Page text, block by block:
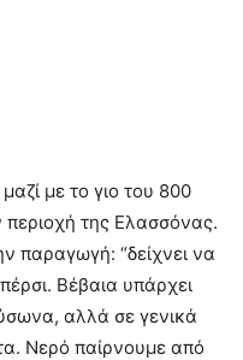
με το γιο του 800
περιοχή της Ελασσόνας.
παραγωγή: “δείχνει να
Βέβαια υπάρχει
αλλά σε γενικά
Νερό παίρνουμε από